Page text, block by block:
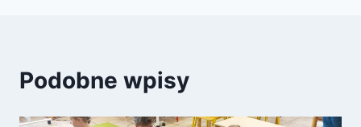
Podobne wpisy